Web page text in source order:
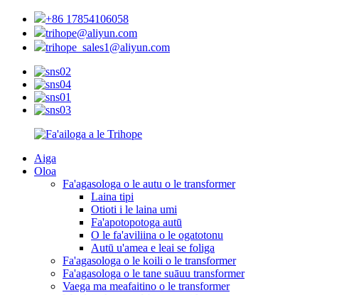
+86 17854106058
trihope@aliyun.com
trihope_sales1@aliyun.com
Aiga
Oloa
Fa'agasologa o le autu o le transformer
Laina tipi
Otioti i le laina umi
Fa'apotopotoga autū
O le fa'aviliina o le ogatotonu
Autū u'amea e leai se foliga
Fa'agasologa o le koili o le transformer
Fa'agasologa o le tane suāuu transformer
Vaega ma meafaitino o le transformer